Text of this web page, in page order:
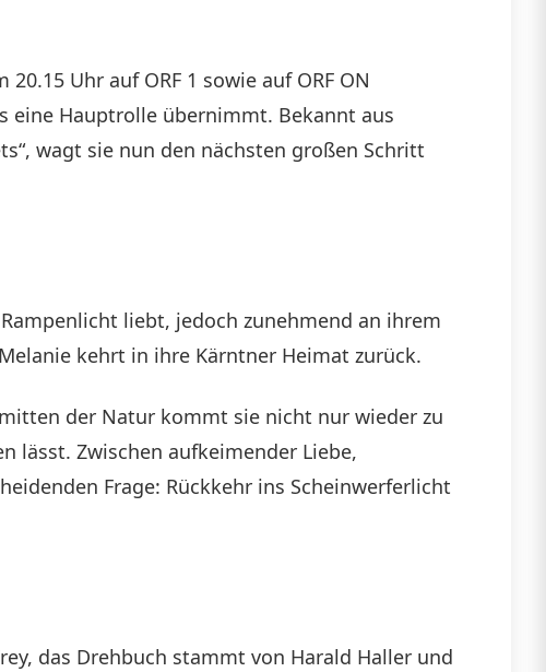
Uhr auf ORF 1 sowie auf ORF ON
eine Hauptrolle übernimmt. Bekannt aus
wagt sie nun den nächsten großen Schritt
liebt, jedoch zunehmend an ihrem
kehrt in ihre Kärntner Heimat zurück.
der Natur kommt sie nicht nur wieder zu
lässt. Zwischen aufkeimender Liebe,
Frage: Rückkehr ins Scheinwerferlicht
das Drehbuch stammt von Harald Haller und